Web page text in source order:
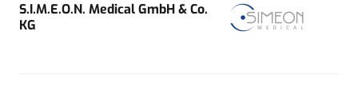
S.I.M.E.O.N. Medical GmbH & Co.
KG